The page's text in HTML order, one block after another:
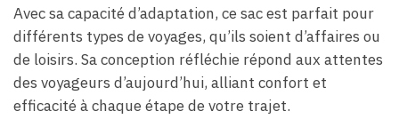
Avec sa capacité d’adaptation, ce sac est parfait pour
différents types de voyages, qu’ils soient d’affaires ou
de loisirs. Sa conception réfléchie répond aux attentes
des voyageurs d’aujourd’hui, alliant confort et
efficacité à chaque étape de votre trajet.